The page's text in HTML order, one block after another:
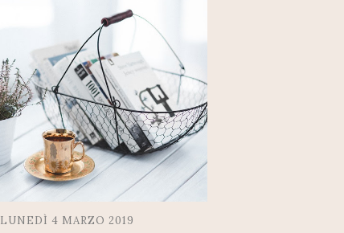
LUNEDÌ 4 MARZO 2019